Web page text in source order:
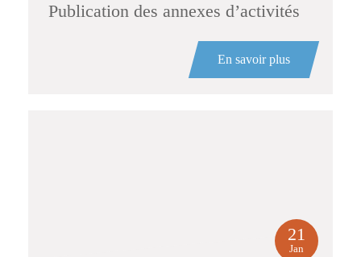
Publication des annexes d’activités
En savoir plus
21
Jan